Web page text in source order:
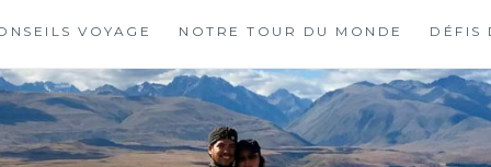
VOYAGE NOTRE TOUR DU MONDE DÉFIS